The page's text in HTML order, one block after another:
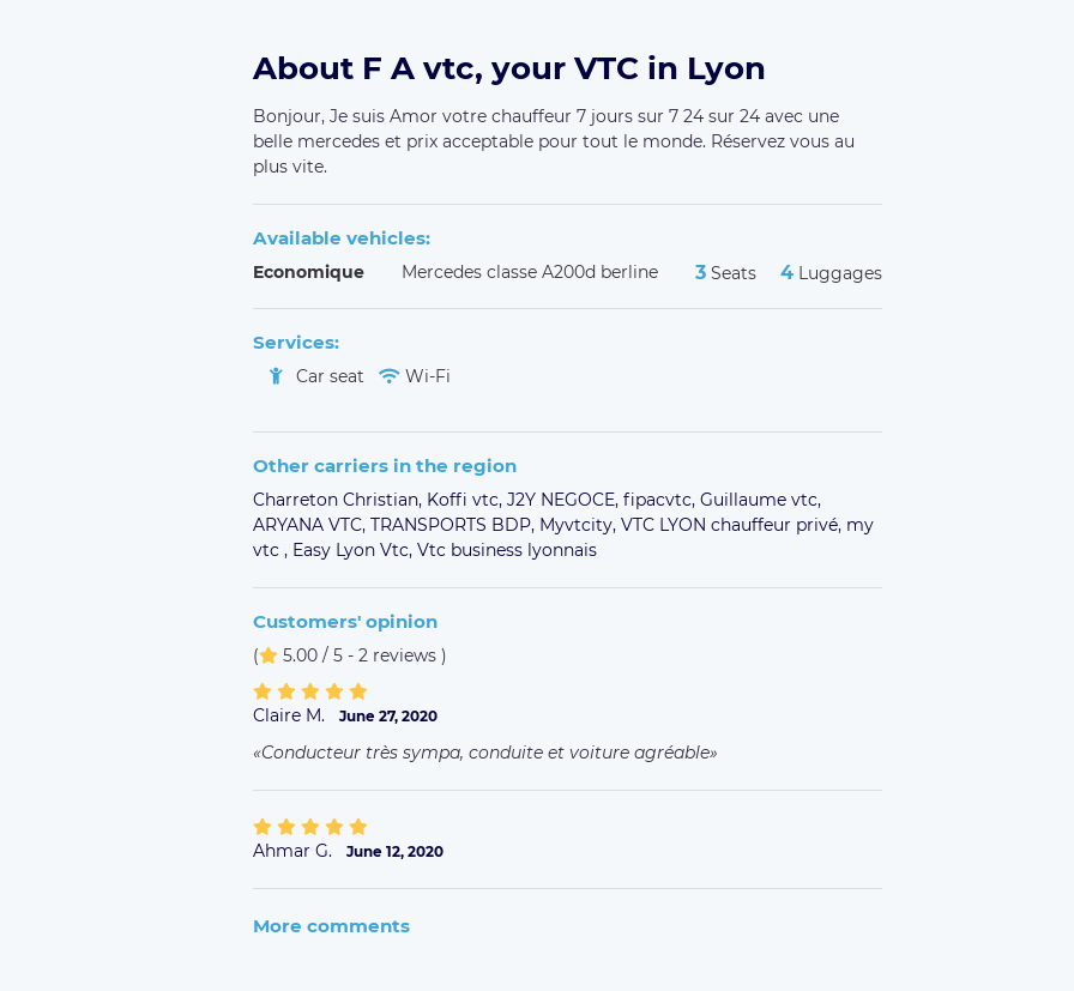
About F A vtc, your VTC in Lyon
Bonjour, Je suis Amor votre chauffeur 7 jours sur 7 24 sur 24 avec une
belle mercedes et prix acceptable pour tout le monde. Réservez vous au
plus vite.
Available vehicles:
Economique Mercedes classe A200d berline 3 Seats 4 Luggages
Services:
Car seat Wi-Fi
Other carriers in the region
Charreton Christian, Koffi vtc, J2Y NEGOCE, fipacvtc, Guillaume vtc,
ARYANA VTC, TRANSPORTS BDP, Myvtcity, VTC LYON chauffeur privé, my
vtc , Easy Lyon Vtc, Vtc business lyonnais
Customers' opinion
( 5.00 / 5 - 2 reviews )
Claire M. June 27, 2020
Conducteur très sympa, conduite et voiture agréable
Ahmar G. June 12, 2020
More comments